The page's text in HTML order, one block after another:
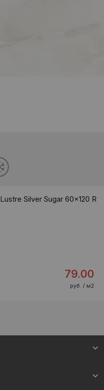
Lustre Silver Sugar 60x120 R
79.00
руб. / м2